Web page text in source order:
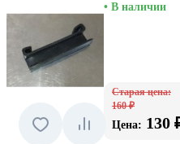
• В наличии
Старая цена:
160 ₽
Цена: 130